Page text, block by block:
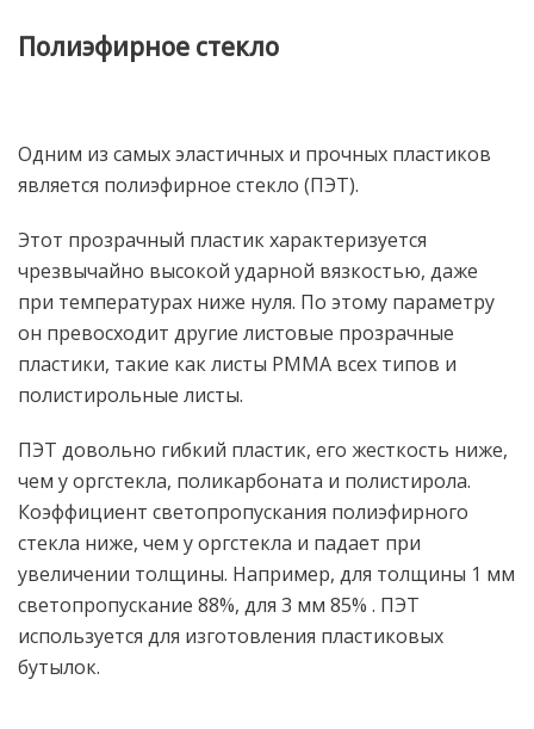
Полиэфирное стекло
Одним из самых эластичных и прочных пластиков
является полиэфирное стекло (ПЭТ).
Этот прозрачный пластик характеризуется
чрезвычайно высокой ударной вязкостью, даже
при температурах ниже нуля. По этому параметру
он превосходит другие листовые прозрачные
пластики, такие как листы PMMA всех типов и
полистирольные листы.
ПЭТ довольно гибкий пластик, его жесткость ниже,
чем у оргстекла, поликарбоната и полистирола.
Коэффициент светопропускания полиэфирного
стекла ниже, чем у оргстекла и падает при
увеличении толщины. Например, для толщины 1 мм
светопропускание 88%, для 3 мм 85% . ПЭТ
используется для изготовления пластиковых
бутылок.